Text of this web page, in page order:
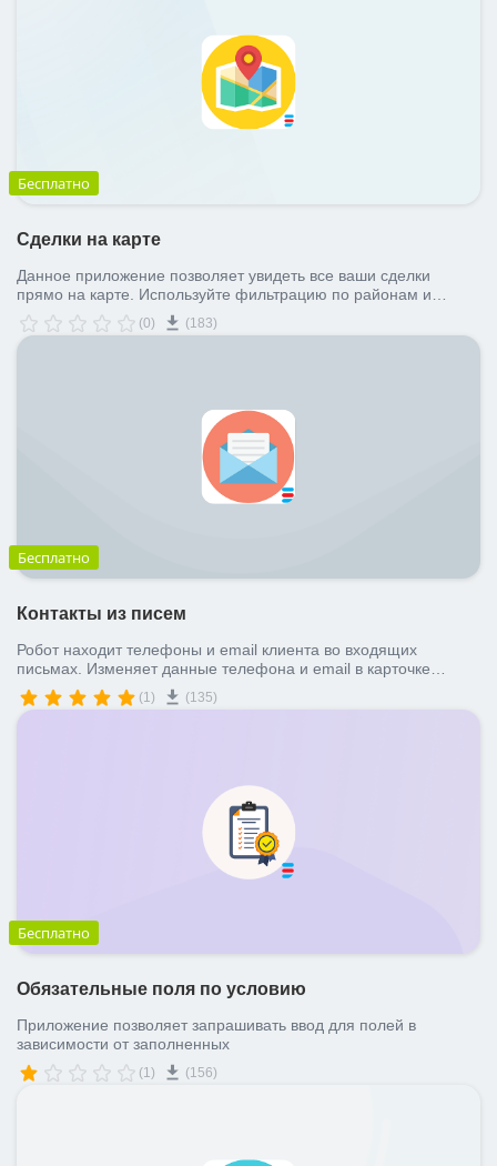
Бесплатно
Сделки на карте
Данное приложение позволяет увидеть все ваши сделки
прямо на карте. Используйте фильтрацию по районам и
статусам.
(0) (183)
Бесплатно
Контакты из писем
Робот находит телефоны и email клиента во входящих
письмах. Изменяет данные телефона и email в карточке
лида\сделки.
(1) (135)
Бесплатно
Обязательные поля по условию
Приложение позволяет запрашивать ввод для полей в
зависимости от заполненных
(1) (156)